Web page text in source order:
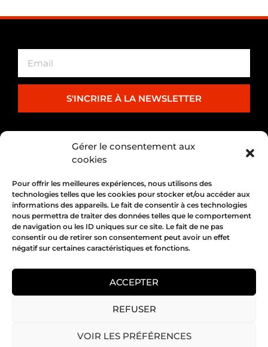
Gérer le consentement aux
cookies
Pour offrir les meilleures expériences, nous utilisons des
technologies telles que les cookies pour stocker et/ou accéder aux
informations des appareils. Le fait de consentir à ces technologies
nous permettra de traiter des données telles que le comportement
de navigation ou les ID uniques sur ce site. Le fait de ne pas
consentir ou de retirer son consentement peut avoir un effet
négatif sur certaines caractéristiques et fonctions.
ACCEPTER
REFUSER
VOIR LES PRÉFÉRENCES
S'INCRIRE À LA NEWSLETTER
PARTENARIAT